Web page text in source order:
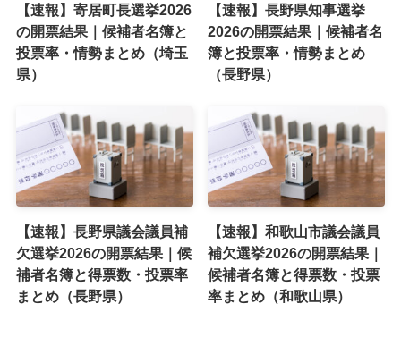
【速報】寄居町長選挙2026
の開票結果｜候補者名簿と
投票率・情勢まとめ（埼玉
県）
【速報】長野県知事選挙
2026の開票結果｜候補者名
簿と投票率・情勢まとめ
（長野県）
【速報】長野県議会議員補
欠選挙2026の開票結果｜候
補者名簿と得票数・投票率
まとめ（長野県）
【速報】和歌山市議会議員
補欠選挙2026の開票結果｜
候補者名簿と得票数・投票
率まとめ（和歌山県）